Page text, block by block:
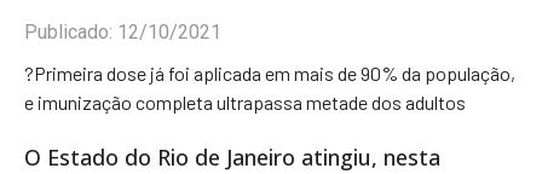
Publicado: 12/10/2021
?Primeira dose já foi aplicada em mais de 90% da população,
e imunização completa ultrapassa metade dos adultos
O Estado do Rio de Janeiro atingiu, nesta